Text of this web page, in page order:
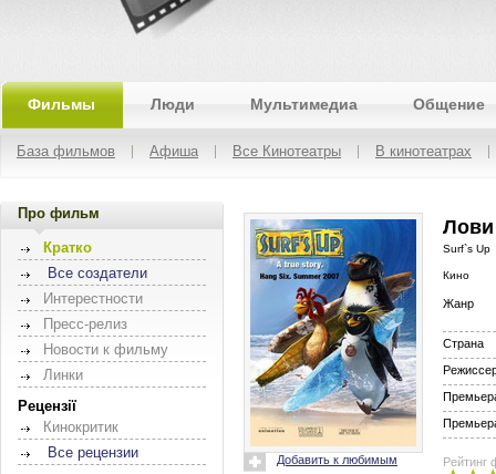
Фильмы Люди Мультимедиа Общение
База фильмов Афиша Все Кинотеатры В кинотеатрах
Про фильм
Кратко
Все создатели
Интерестности
Пресс-релиз
Новости к фильму
Линки
Рецензії
Кинокритик
Все рецензии
Добавить к любимым
Лови
Surf`s Up
Кино
Жанр
Страна
Рейтинг